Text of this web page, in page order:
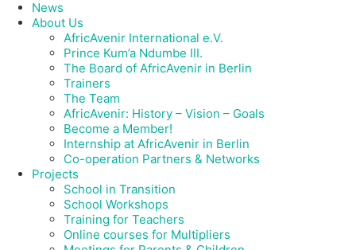
News
About Us
AfricAvenir International e.V.
Prince Kum’a Ndumbe III.
The Board of AfricAvenir in Berlin
Trainers
The Team
AfricAvenir: History – Vision – Goals
Become a Member!
Internship at AfricAvenir in Berlin
Co-operation Partners & Networks
Projects
School in Transition
School Workshops
Training for Teachers
Online courses for Multipliers